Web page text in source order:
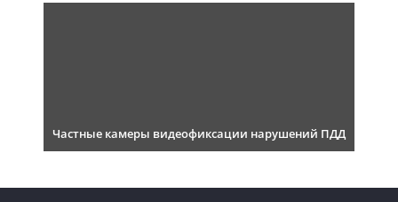
Частные камеры видеофиксации нарушений ПДД